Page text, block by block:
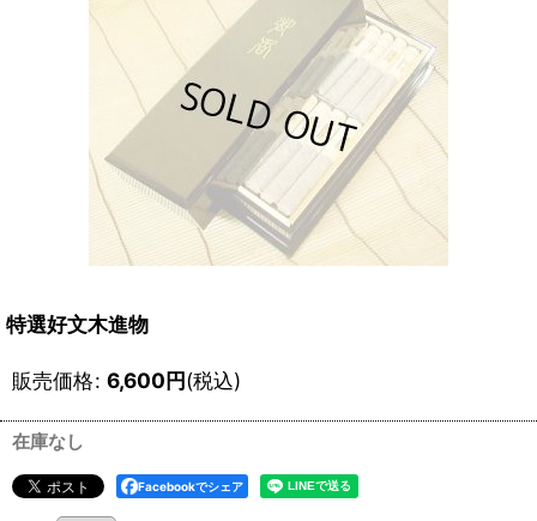
特選好文木進物
販売価格: 6,600円(税込)
在庫なし
Facebookでシェア